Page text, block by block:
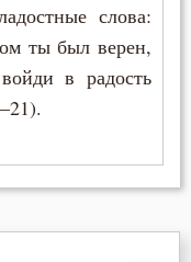
слова:
ты был верен,
в радость